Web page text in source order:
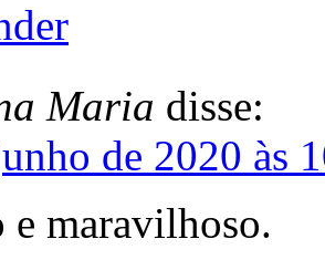
Maria disse:
de 2020 às
e maravilhoso.